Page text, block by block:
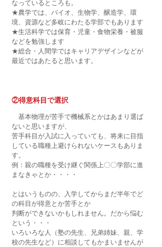
なっているところも。
★農学では、バイオ、生物学、醸造学、環
境、資源など多岐にわたる学部でもあります
★生活科学では保育・児童・食物栄養・被服
などを勉強します
★総合・人間学ではキャリアデザインなどが
最近ではあたると思います。
②得意科目で選択
基本物理が苦手で機械系とかはあまり選ば
ないと思いますが、
苦手科目が入試に入っていても、将来に目指
している職種上避けられないケースもありま
す。
例：親の職種を受け継ぐ関係上〇〇学部に進
まなきゃとか・・・・
とはいうものの、入学してからまだ半年でど
の科目が得意とか苦手とか
判断ができないかもしれません。だから悩む
という・・・
いろいろな人（塾の先生、兄弟姉妹、親、学
校の先生など）に相談してもかまいませんが